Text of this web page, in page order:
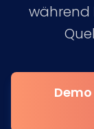
während